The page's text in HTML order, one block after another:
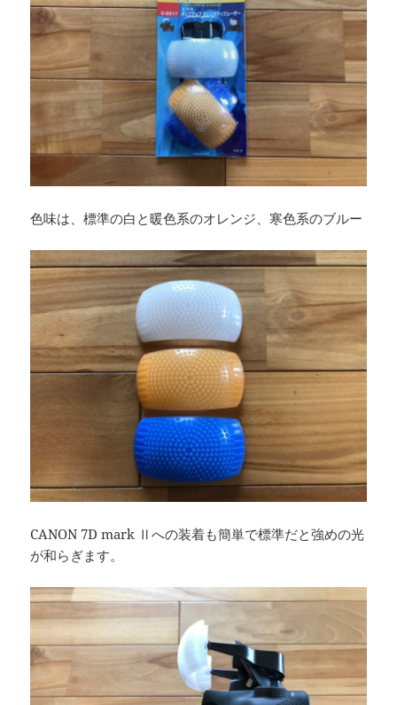
色味は、標準の白と暖色系のオレンジ、寒色系のブルー
CANON 7D mark Ⅱへの装着も簡単で標準だと強めの光
が和らぎます。